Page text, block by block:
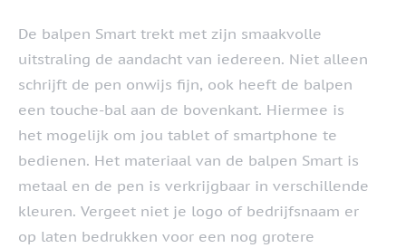
De balpen Smart trekt met zijn smaakvolle
uitstraling de aandacht van iedereen. Niet alleen
schrijft de pen onwijs fijn, ook heeft de balpen
een touche-bal aan de bovenkant. Hiermee is
het mogelijk om jou tablet of smartphone te
bedienen. Het materiaal van de balpen Smart is
metaal en de pen is verkrijgbaar in verschillende
kleuren. Vergeet niet je logo of bedrijfsnaam er
op laten bedrukken voor een nog grotere